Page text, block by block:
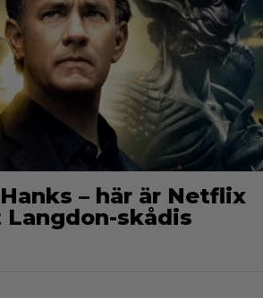
– här är Netflix
Langdon-skådis